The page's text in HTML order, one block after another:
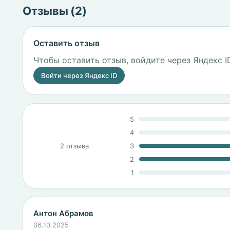
Отзывы (2)
Оставить отзыв
Чтобы оставить отзыв, войдите через Яндекс
Войти через Яндекс ID
2 отзыва
5
4
3
2
1
Антон Абрамов
06.10.2025